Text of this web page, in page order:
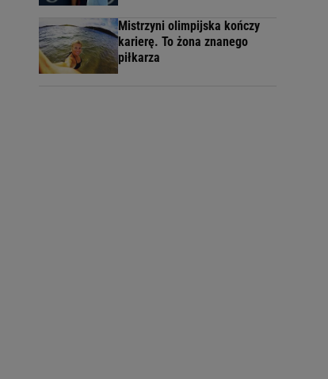
Mistrzyni olimpijska kończy
karierę. To żona znanego
piłkarza